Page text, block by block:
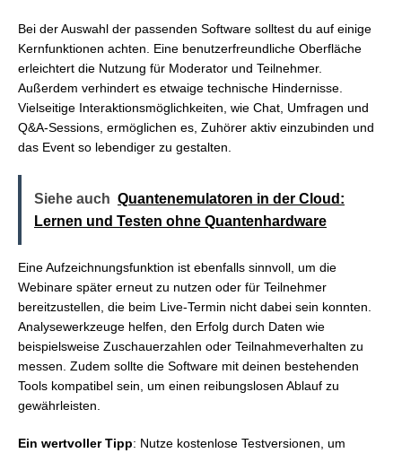
Bei der Auswahl der passenden Software solltest du auf einige
Kernfunktionen achten. Eine benutzerfreundliche Oberfläche
erleichtert die Nutzung für Moderator und Teilnehmer.
Außerdem verhindert es etwaige technische Hindernisse.
Vielseitige Interaktionsmöglichkeiten, wie Chat, Umfragen und
Q&A-Sessions, ermöglichen es, Zuhörer aktiv einzubinden und
das Event so lebendiger zu gestalten.
Siehe auch Quantenemulatoren in der Cloud:
Lernen und Testen ohne Quantenhardware
Eine Aufzeichnungsfunktion ist ebenfalls sinnvoll, um die
Webinare später erneut zu nutzen oder für Teilnehmer
bereitzustellen, die beim Live-Termin nicht dabei sein konnten.
Analysewerkzeuge helfen, den Erfolg durch Daten wie
beispielsweise Zuschauerzahlen oder Teilnahmeverhalten zu
messen. Zudem sollte die Software mit deinen bestehenden
Tools kompatibel sein, um einen reibungslosen Ablauf zu
gewährleisten.
Ein wertvoller Tipp: Nutze kostenlose Testversionen, um